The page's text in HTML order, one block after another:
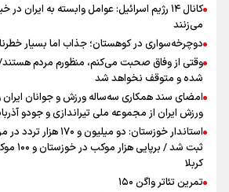
کانال ۱۴ رژیم اسرائیل: عوامل وابسته به ایران
می‌زنند
دوچرخه‌سواری در کوهستان؛ جذاب اما بسیار
وقتی از وفاق صحبت می‌کنم، منظورم مردم
شده و متوقف نخواهد شد
امضای سند همکاری سه‌ساله ورزش و جوانان ایران و
ورزش ایران از مجموعه ملی تیراندازی و جودو
استاندار خوزستان: دو
ثبت شد /
کربلا
تمرین تئاتر واگن ۱۵۰